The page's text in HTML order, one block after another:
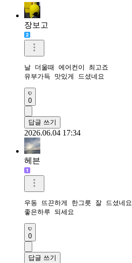
장보고
날 더울때 에어컨이 최고죠
유부가득 맛있게 드셨네요
0
답글 쓰기
2026.06.04 17:34
헤븐
우동 뜨끈하게 한그릇 잘 드셨네요
좋은하루 되세요
0
답글 쓰기